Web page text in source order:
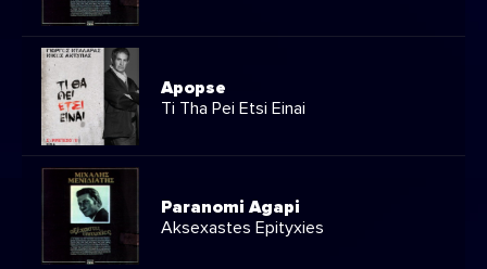
Apopse
Ti Tha Pei Etsi Einai
Paranomi Agapi
Aksexastes Epityxies